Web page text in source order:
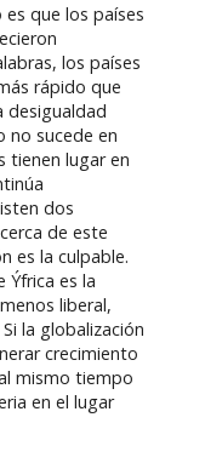
que los países
los países
rápido que
desigualdad
no sucede en
tienen lugar en
dos
de este
es la culpable.
Ýfrica es la
liberal,
la globalización
crecimiento
mismo tiempo
en el lugar